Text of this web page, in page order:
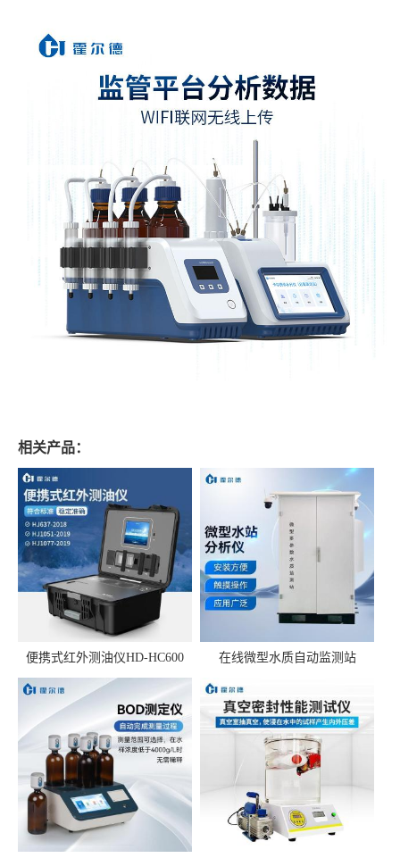
相关产品：
便携式红外测油仪HD-HC600 在线微型水质自动监测站